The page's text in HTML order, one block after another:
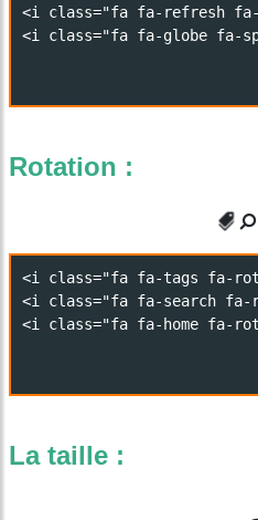
Rotation :
La taille :